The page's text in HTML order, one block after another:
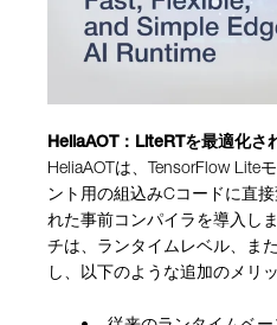
HeliaAOT：LiteRTを最適化さ
HeliaAOTは、TensorFlow Lite
ント用の組込みCコードに直
れた事前コンパイラを導入し
チは、ランタイムレベル、ま
し、以下のような追加のメリ